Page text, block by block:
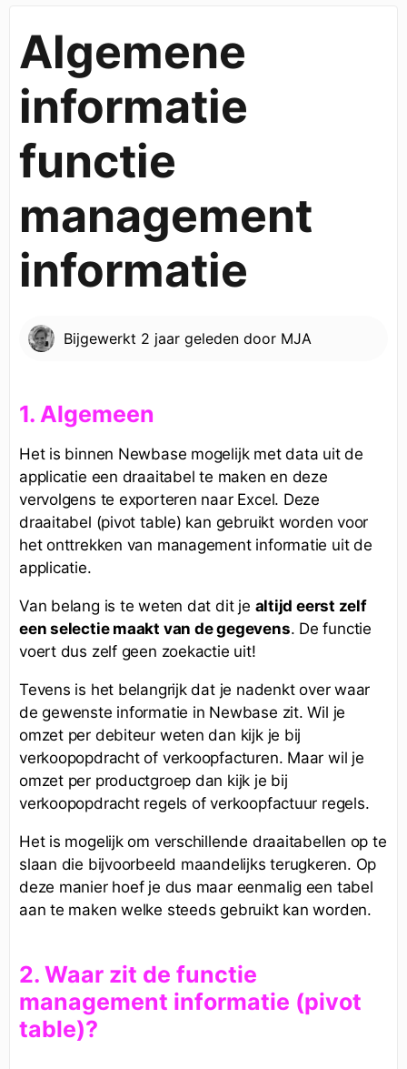
Algemene
informatie
functie
management
informatie
Bijgewerkt 2 jaar geleden door MJA
1. Algemeen
Het is binnen Newbase mogelijk met data uit de
applicatie een draaitabel te maken en deze
vervolgens te exporteren naar Excel. Deze
draaitabel (pivot table) kan gebruikt worden voor
het onttrekken van management informatie uit de
applicatie.
Van belang is te weten dat dit je altijd eerst zelf
een selectie maakt van de gegevens. De functie
voert dus zelf geen zoekactie uit!
Tevens is het belangrijk dat je nadenkt over waar
de gewenste informatie in Newbase zit. Wil je
omzet per debiteur weten dan kijk je bij
verkoopopdracht of verkoopfacturen. Maar wil je
omzet per productgroep dan kijk je bij
verkoopopdracht regels of verkoopfactuur regels.
Het is mogelijk om verschillende draaitabellen op te
slaan die bijvoorbeeld maandelijks terugkeren. Op
deze manier hoef je dus maar eenmalig een tabel
aan te maken welke steeds gebruikt kan worden.
2. Waar zit de functie
management informatie (pivot
table)?